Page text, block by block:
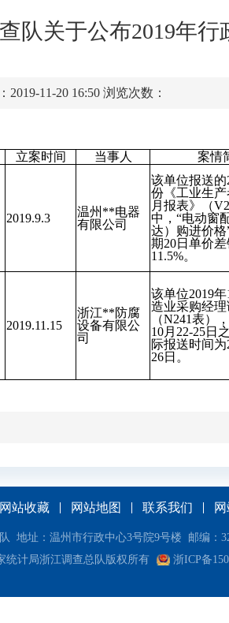
队关于公布2019年
2019-11-20 16:50 浏览次数：
立案时间 当事人 案情
2019.9.3
温州**电器
有限公司
该单位报送的
份《工业生
月报表》（
中，“电动窗
达）购进价
期20日单价
11.5%。
2019.11.15
浙江**防腐
设备有限公
司
该单位2019年
造业采购经理
（N241表）
10月22-25日
际报送时间为
26日。
网站收藏 网站地图 联系我们
地址：温州市行政中心3号院9号楼 邮编：
统计局浙江调查总队版权所有
浙ICP备